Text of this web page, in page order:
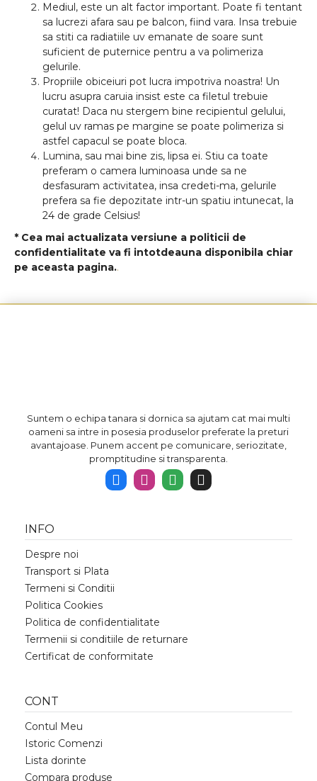
Mediul, este un alt factor important. Poate fi tentant
sa lucrezi afara sau pe balcon, fiind vara. Insa trebuie
sa stiti ca radiatiile uv emanate de soare sunt
suficient de puternice pentru a va polimeriza
gelurile.
Propriile obiceiuri pot lucra impotriva noastra! Un
lucru asupra caruia insist este ca filetul trebuie
curatat! Daca nu stergem bine recipientul gelului,
gelul uv ramas pe margine se poate polimeriza si
astfel capacul se poate bloca.
Lumina, sau mai bine zis, lipsa ei. Stiu ca toate
preferam o camera luminoasa unde sa ne
desfasuram activitatea, insa credeti-ma, gelurile
prefera sa fie depozitate intr-un spatiu intunecat, la
24 de grade Celsius!
* Cea mai actualizata versiune a politicii de
confidentialitate va fi intotdeauna disponibila chiar
pe aceasta pagina..
Suntem o echipa tanara si dornica sa ajutam cat mai multi
oameni sa intre in posesia produselor preferate la preturi
avantajoase. Punem accent pe comunicare, seriozitate,
promptitudine si transparenta.
INFO
Despre noi
Transport si Plata
Termeni si Conditii
Politica Cookies
Politica de confidentialitate
Termenii si conditiile de returnare
Certificat de conformitate
CONT
Contul Meu
Istoric Comenzi
Lista dorinte
Compara produse